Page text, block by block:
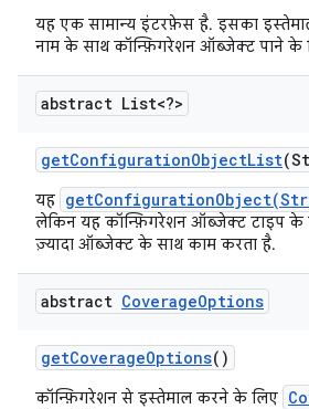
यह एक सामान्य इंटरफ़ेस है. इसका
नाम के साथ कॉन्फ़िगरेशन ऑब्जेक्ट पाने के
abstract List<?>
getConfigurationObjectList
यह
लेकिन यह कॉन्फ़िगरेशन ऑब्जेक्ट टाइप
ज़्यादा ऑब्जेक्ट के साथ काम करता है.
abstract CoverageOptions
getCoverageOptions()
कॉन्फ़िगरेशन से इस्तेमाल करने के लिए